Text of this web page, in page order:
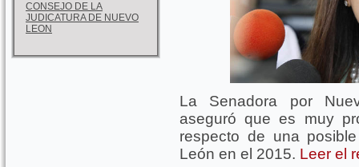
CONSEJO DE LA
JUDICATURA DE NUEVO
LEON
La Senadora por
aseguró que es muy
respecto de una
León en el 2015. Leer el